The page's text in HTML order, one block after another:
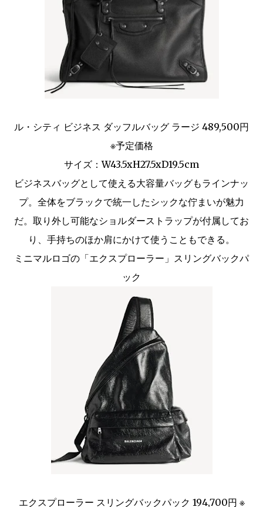
ル・シティ ビジネス ダッフルバッグ ラージ 489,500円
※予定価格
サイズ：W43.5xH27.5xD19.5cm
ビジネスバッグとして使える大容量バッグもラインナッ
プ。全体をブラックで統一したシックな佇まいが魅力
だ。取り外し可能なショルダーストラップが付属してお
り、手持ちのほか肩にかけて使うこともできる。
ミニマルロゴの「エクスプローラー」スリングバックパ
ック
エクスプローラー スリングバックパック 194,700円 ※